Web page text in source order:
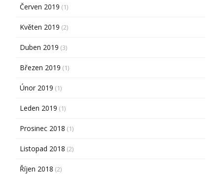
Červen 2019 (1)
Květen 2019 (2)
Duben 2019 (3)
Březen 2019 (1)
Únor 2019 (1)
Leden 2019 (1)
Prosinec 2018 (1)
Listopad 2018 (2)
Říjen 2018 (2)